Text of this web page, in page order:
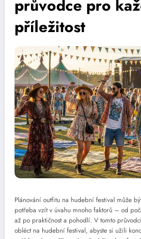
průvodce pro
příležitost
Plánování outfitu na hudební festival může
potřeba vzít v úvahu mnoho faktorů – od
až po praktičnost a pohodlí. V tomto
obléct na hudební festival, abyste si užili